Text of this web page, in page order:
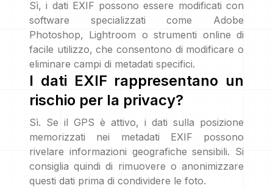
Sì, i dati EXIF possono essere modificati con
software specializzati come Adobe
Photoshop, Lightroom o strumenti online di
facile utilizzo, che consentono di modificare o
eliminare campi di metadati specifici.
I dati EXIF rappresentano un
rischio per la privacy?
Sì. Se il GPS è attivo, i dati sulla posizione
memorizzati nei metadati EXIF possono
rivelare informazioni geografiche sensibili. Si
consiglia quindi di rimuovere o anonimizzare
questi dati prima di condividere le foto.